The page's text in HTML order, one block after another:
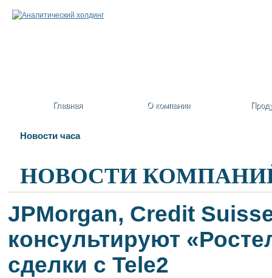
Главная О компании
Новости часа
НОВОСТИ
JPMorgan, Credit
консультируют
сделки с Tele2